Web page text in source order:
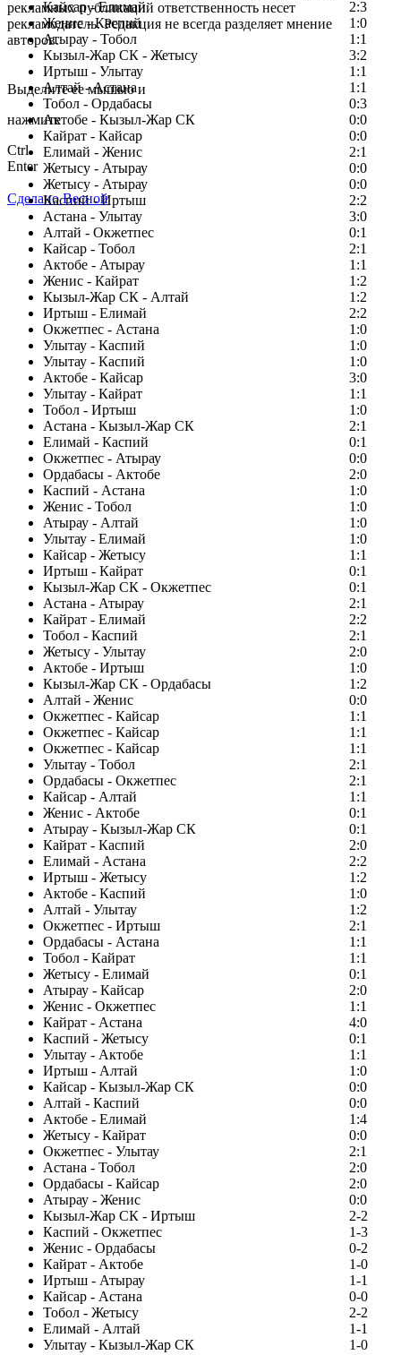
Кайсар - Елимай
2:3
Женис - Каспий
1:0
Атырау - Тобол
1:1
Кызыл-Жар СК - Жетысу
3:2
Иртыш - Улытау
1:1
Алтай - Астана
1:1
Тобол - Ордабасы
0:3
Актобе - Кызыл-Жар СК
0:0
Кайрат - Кайсар
0:0
Елимай - Женис
2:1
Жетысу - Атырау
0:0
Жетысу - Атырау
0:0
Каспий - Иртыш
2:2
Астана - Улытау
3:0
Алтай - Окжетпес
0:1
Кайсар - Тобол
2:1
Актобе - Атырау
1:1
Женис - Кайрат
1:2
Кызыл-Жар СК - Алтай
1:2
Иртыш - Елимай
2:2
Окжетпес - Астана
1:0
Улытау - Каспий
1:0
Улытау - Каспий
1:0
Актобе - Кайсар
3:0
Улытау - Кайрат
1:1
Тобол - Иртыш
1:0
Астана - Кызыл-Жар СК
2:1
Елимай - Каспий
0:1
Окжетпес - Атырау
0:0
Ордабасы - Актобе
2:0
Каспий - Астана
1:0
Женис - Тобол
1:0
Атырау - Алтай
1:0
Улытау - Елимай
1:0
Кайсар - Жетысу
1:1
Иртыш - Кайрат
0:1
Кызыл-Жар СК - Окжетпес
0:1
Астана - Атырау
2:1
Кайрат - Елимай
2:2
Тобол - Каспий
2:1
Жетысу - Улытау
2:0
Актобе - Иртыш
1:0
Кызыл-Жар СК - Ордабасы
1:2
Алтай - Женис
0:0
Окжетпес - Кайсар
1:1
Окжетпес - Кайсар
1:1
Окжетпес - Кайсар
1:1
Улытау - Тобол
2:1
Ордабасы - Окжетпес
2:1
Кайсар - Алтай
1:1
Женис - Актобе
0:1
Атырау - Кызыл-Жар СК
0:1
Кайрат - Каспий
2:0
Елимай - Астана
2:2
Иртыш - Жетысу
1:2
Актобе - Каспий
1:0
Алтай - Улытау
1:2
Окжетпес - Иртыш
2:1
Ордабасы - Астана
1:1
Тобол - Кайрат
1:1
Жетысу - Елимай
0:1
Атырау - Кайсар
2:0
Женис - Окжетпес
1:1
Кайрат - Астана
4:0
Каспий - Жетысу
0:1
Улытау - Актобе
1:1
Иртыш - Алтай
1:0
Кайсар - Кызыл-Жар СК
0:0
Алтай - Каспий
0:0
Актобе - Елимай
1:4
Жетысу - Кайрат
0:0
Окжетпес - Улытау
2:1
Астана - Тобол
2:0
Ордабасы - Кайсар
2:0
Атырау - Женис
0:0
Кызыл-Жар СК - Иртыш
2-2
Каспий - Окжетпес
1-3
Женис - Ордабасы
0-2
Кайрат - Актобе
1-0
Иртыш - Атырау
1-1
Кайсар - Астана
0-0
Тобол - Жетысу
2-2
Елимай - Алтай
1-1
Улытау - Кызыл-Жар СК
1-0
рекламных публикаций ответственность несет
рекламодатель. Редакция не всегда разделяет мнение
авторов.
Заметили ошибку в тексте?
Выделите ее мышью и
нажмите
Ctrl
Enter
Сделано Весной